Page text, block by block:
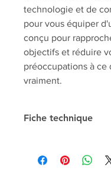
technologie et de
pour vous équiper
conçu pour
objectifs et réduire
préoccupations à ce
vraiment.
Fiche technique